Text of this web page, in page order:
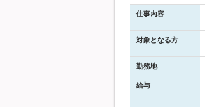
仕事内容
対象となる方
勤務地
給与